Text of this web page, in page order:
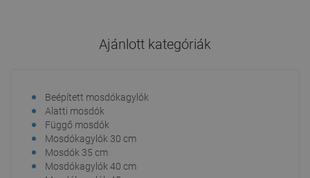
Ajánlott kategóriák
Beépített mosdókagylók
Alatti mosdók
Függő mosdók
Mosdókagylók 30 cm
Mosdók 35 cm
Mosdókagylók 40 cm